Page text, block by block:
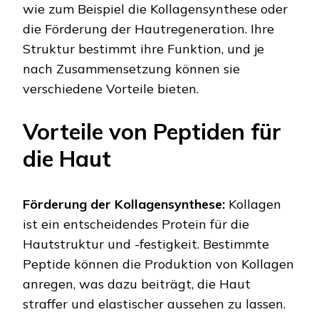
wie zum Beispiel die Kollagensynthese oder
die Förderung der Hautregeneration. Ihre
Struktur bestimmt ihre Funktion, und je
nach Zusammensetzung können sie
verschiedene Vorteile bieten.
Vorteile von Peptiden für
die Haut
Förderung der Kollagensynthese: Kollagen
ist ein entscheidendes Protein für die
Hautstruktur und -festigkeit. Bestimmte
Peptide können die Produktion von Kollagen
anregen, was dazu beiträgt, die Haut
straffer und elastischer aussehen zu lassen.